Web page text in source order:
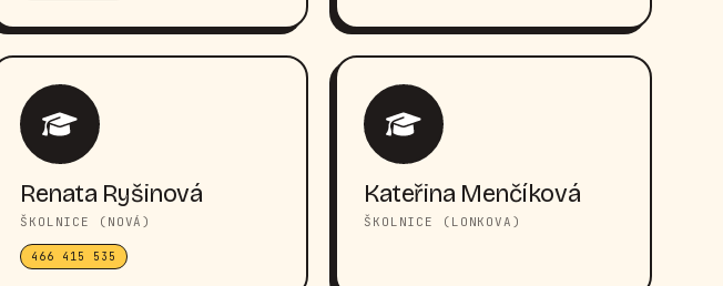
Renata Ryšinová
ŠKOLNICE (NOVÁ)
466 415 535
Kateřina Menčíková
ŠKOLNICE (LONKOVA)